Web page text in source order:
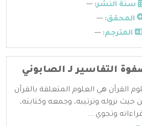
سنة النشر: ---
المحقق: ---
المترجم: ---
التفاسير لـ الصابوني
القرآن هي العلوم المتعلقة بالقرآن
حيث نزوله وترتيبه، وجمعه وكتابته،
وتجوي ...